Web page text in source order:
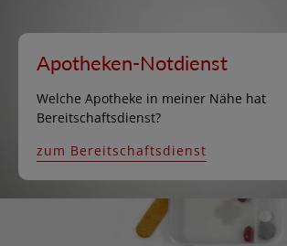
Apotheken-Notdienst
Welche Apotheke in meiner Nähe hat
Bereitschaftsdienst?
zum Bereitschaftsdienst